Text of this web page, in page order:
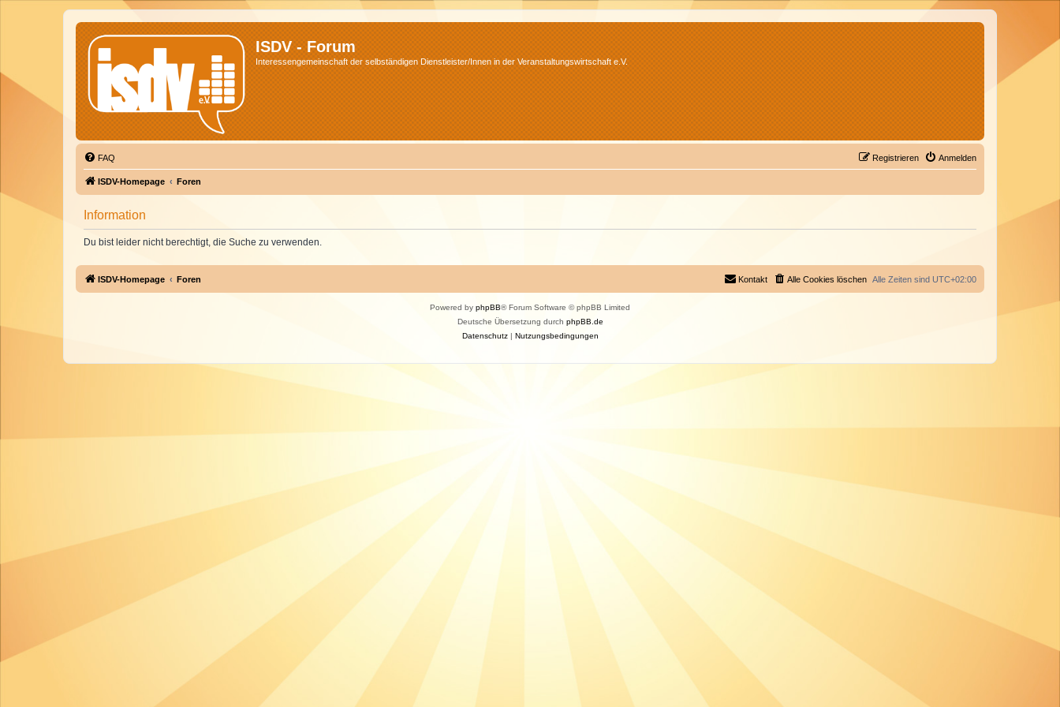
ISDV - Forum
Interessengemeinschaft der selbständigen Dienstleister/Innen in der Veranstaltungswirtschaft e.V.
FAQ Anmelden
Registrieren
ISDV-Homepage Foren
Information
Du bist leider nicht berechtigt, die Suche zu verwenden.
ISDV-Homepage Foren Alle Zeiten sind UTC+02:00
Alle Cookies löschen
Kontakt
Powered by phpBB® Forum Software © phpBB Limited
Deutsche Übersetzung durch phpBB.de
Datenschutz| Nutzungsbedingungen